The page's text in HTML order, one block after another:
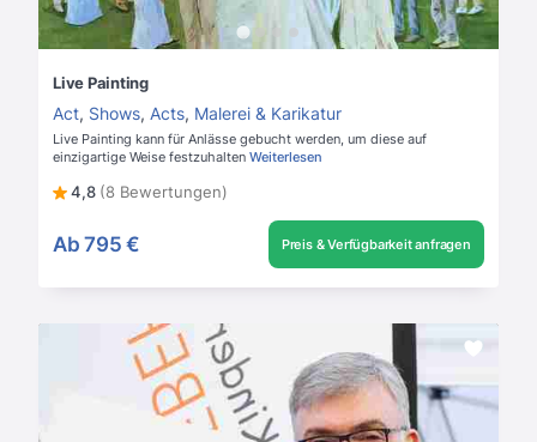
Live Painting
Act, Shows, Acts, Malerei & Karikatur
Live Painting kann für Anlässe gebucht werden, um diese auf
einzigartige Weise festzuhalten Weiterlesen
4,8 (8 Bewertungen)
Ab 795 € Preis & Verfügbarkeit anfragen